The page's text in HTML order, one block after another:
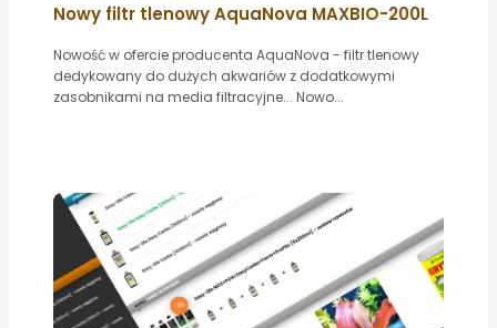
Nowy filtr tlenowy AquaNova MAXBIO-200L
Nowość w ofercie producenta AquaNova - filtr tlenowy
dedykowany do dużych akwariów z dodatkowymi
zasobnikami na media filtracyjne... Nowo...